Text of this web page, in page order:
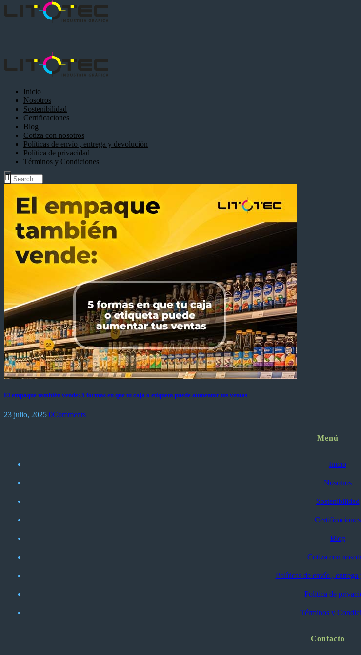
Inicio
Nosotros
Sostenibilidad
Certificaciones
Blog
Cotiza con nosotros
Políticas de envío , entrega y devolución
Política de privacidad
Términos y Condiciones
El empaque también vende: 5 formas en que tu caja o etiqueta puede aumentar tus ventas
23 julio, 2025 0Comments
Menú
Inicio
Nosotros
Sostenibilidad
Certificaciones
Blog
Cotiza con
Políticas de envío ,
Política de
Términos y
Contacto